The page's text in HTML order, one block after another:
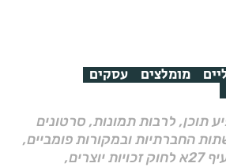
מומלצים עסקים
תוכן, לרבות תמונות, סרטונים
החברתיות ובמקורות פומביים,
בהתאם להוראות סעיף 27א לחוק זכויות יוצרים,